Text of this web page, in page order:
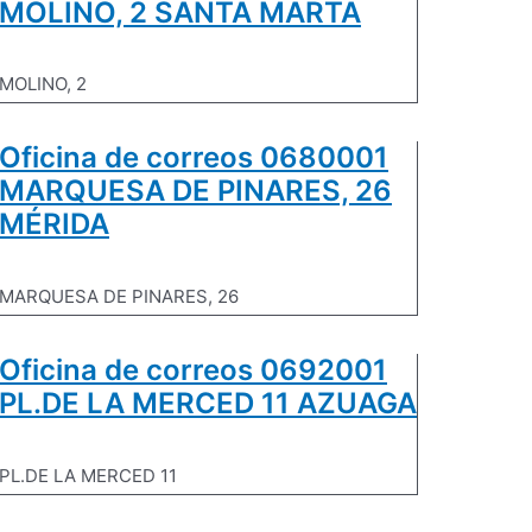
MOLINO, 2 SANTA MARTA
MOLINO, 2
Oficina de correos 0680001
MARQUESA DE PINARES, 26
MÉRIDA
MARQUESA DE PINARES, 26
Oficina de correos 0692001
PL.DE LA MERCED 11 AZUAGA
PL.DE LA MERCED 11